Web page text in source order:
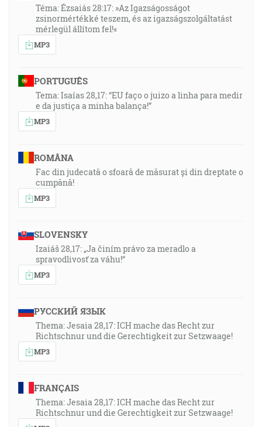
Téma: Ézsaiás 28:17: »Az Igazságosságot
zsinormértékké teszem, és az igazságszolgáltatást
mérlegül állítom fel!«
MP3
PORTUGUÊS
Tema: Isaías 28,17: “EU faço o juizo a linha para medir
e da justiça a minha balança!”
MP3
ROMÂNA
Fac din judecată o sfoară de măsurat și din dreptate o
cumpănă!
MP3
SLOVENSKY
Izaiáš 28,17: „Ja činím právo za meradlo a
spravodlivosť za váhu!“
MP3
РУССКИЙ ЯЗЫК
Thema: Jesaia 28,17: ICH mache das Recht zur
Richtschnur und die Gerechtigkeit zur Setzwaage!
MP3
FRANÇAIS
Thema: Jesaia 28,17: ICH mache das Recht zur
Richtschnur und die Gerechtigkeit zur Setzwaage!